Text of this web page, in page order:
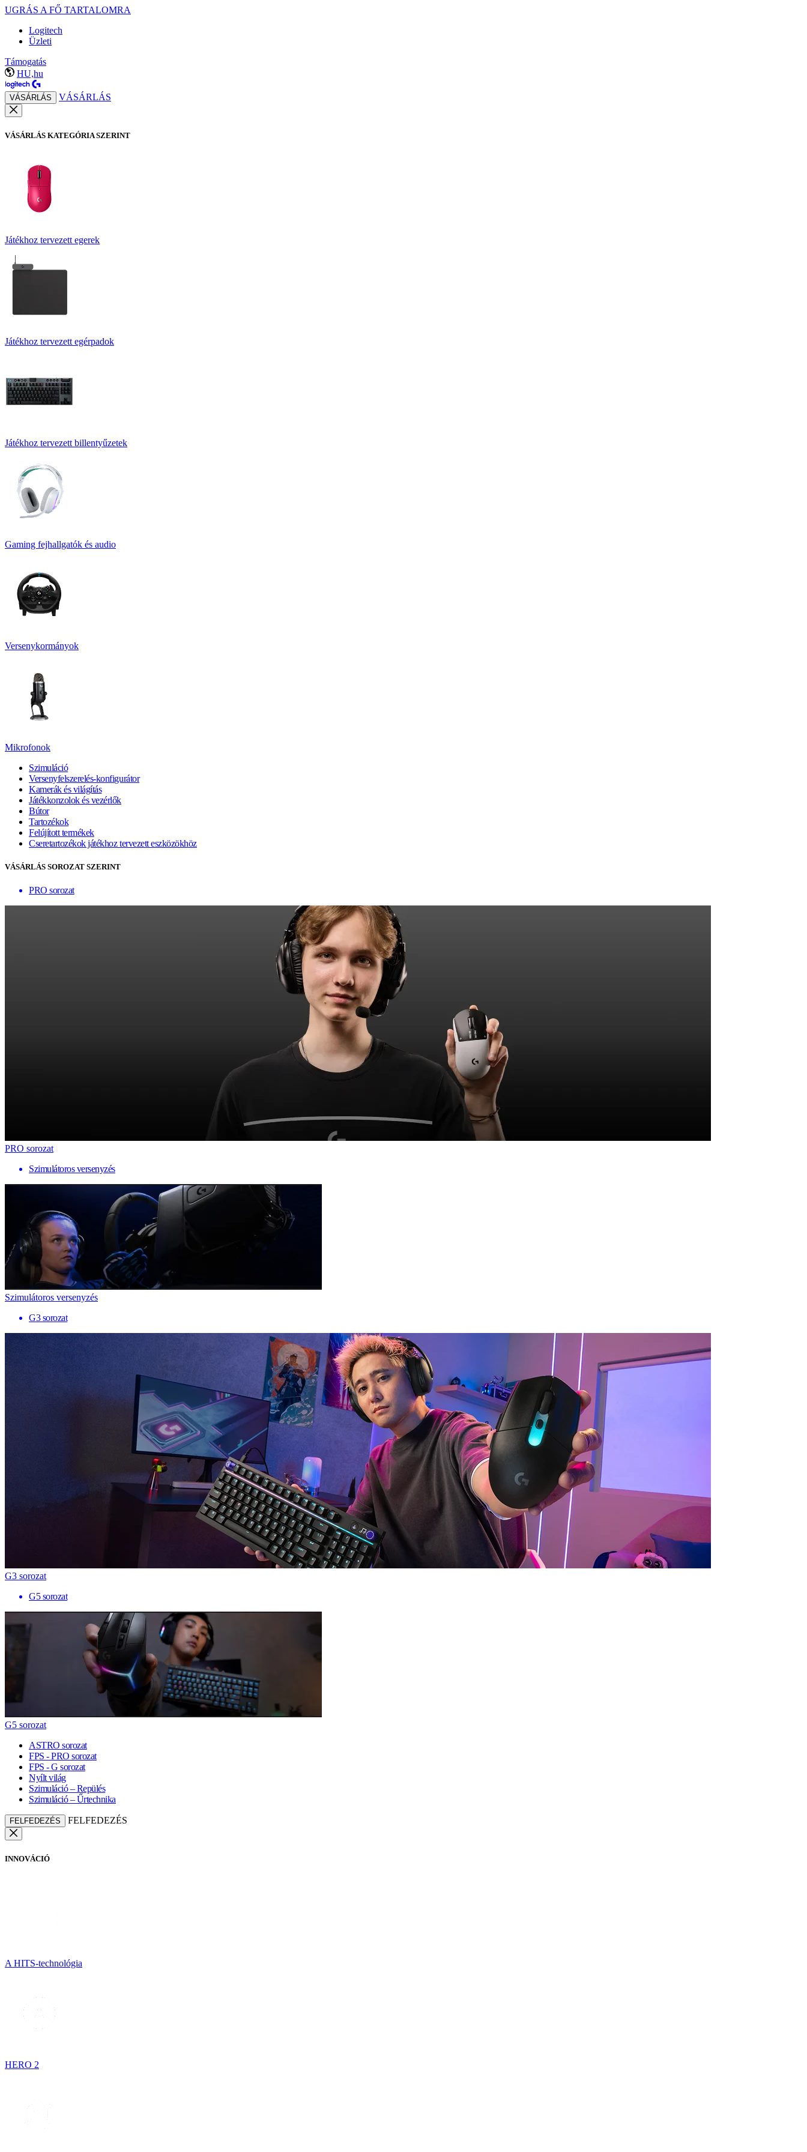
UGRÁS A FŐ TARTALOMRA
Logitech
Üzleti
Támogatás
HU,hu
VÁSÁRLÁS VÁSÁRLÁS
VÁSÁRLÁS KATEGÓRIA SZERINT
Játékhoz tervezett egerek
Játékhoz tervezett egérpadok
Játékhoz tervezett billentyűzetek
Gaming fejhallgatók és audio
Versenykormányok
Mikrofonok
Szimuláció
Versenyfelszerelés-konfigurátor
Kamerák és világítás
Játékkonzolok és vezérlők
Bútor
Tartozékok
Felújított termékek
Cseretartozékok játékhoz tervezett eszközökhöz
VÁSÁRLÁS SOROZAT SZERINT
PRO sorozat
PRO sorozat
Szimulátoros versenyzés
Szimulátoros versenyzés
G3 sorozat
G3 sorozat
G5 sorozat
G5 sorozat
ASTRO sorozat
FPS - PRO sorozat
FPS - G sorozat
Nyílt világ
Szimuláció – Repülés
Szimuláció – Űrtechnika
FELFEDEZÉS FELFEDEZÉS
INNOVÁCIÓ
A HITS-technológia
HERO 2